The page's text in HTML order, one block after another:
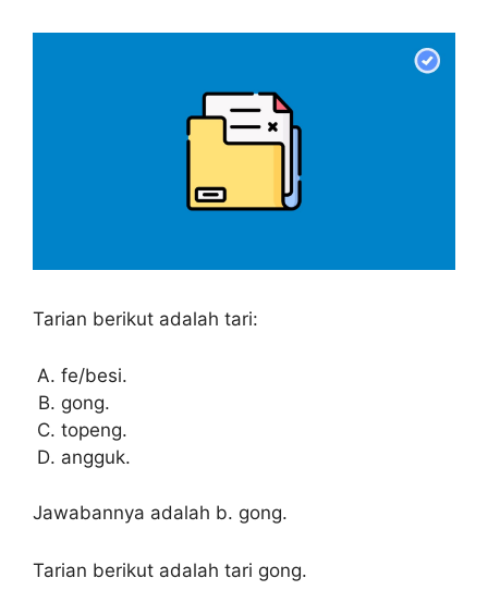
Tarian berikut adalah tari:
fe/besi.
gong.
topeng.
angguk.
Jawabannya adalah b. gong.
Tarian berikut adalah tari gong.